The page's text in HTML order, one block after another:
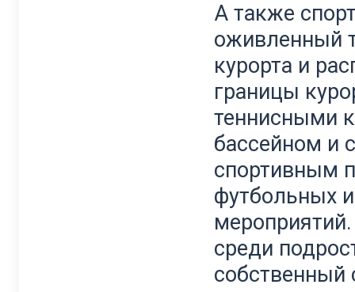
А также
оживленный
курорта и
границы
теннисными
бассейном
спортивным
футбольных
среди
собственный